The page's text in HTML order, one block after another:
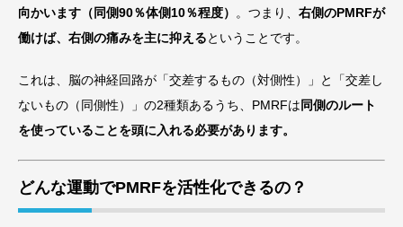
向かいます（同側90％体側10％程度） 。つまり、 右側のPMRFが
働けば、右側の痛みを主に抑えるということです。
これは、脳の神経回路が「交差するもの（対側性）」と「交差し
ないもの（同側性）」の2種類あるうち、PMRFは同側のルート
を使っていることを頭に入れる必要があります。
どんな運動でPMRFを活性化できるの？